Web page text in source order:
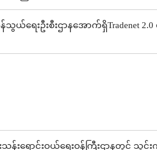
န်သွယ်ရေးဦးစီးဌာနအောက်ရှိTradenet
းသန်းရောင်းဝယ်ရေးဝန်ကြီးဌာနတွင် သွ